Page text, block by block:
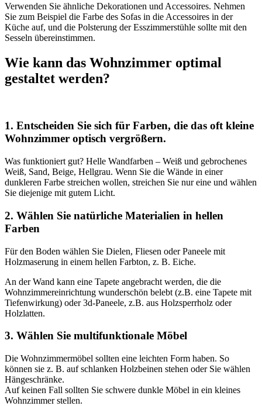
Verwenden Sie ähnliche Dekorationen und Accessoires. Nehmen
Sie zum Beispiel die Farbe des Sofas in die Accessoires in der
Küche auf, und die Polsterung der Esszimmerstühle sollte mit den
Sesseln übereinstimmen.
Wie kann das Wohnzimmer optimal
gestaltet werden?
1. Entscheiden Sie sich für Farben, die das oft kleine
Wohnzimmer optisch vergrößern.
Was funktioniert gut? Helle Wandfarben – Weiß und gebrochenes
Weiß, Sand, Beige, Hellgrau. Wenn Sie die Wände in einer
dunkleren Farbe streichen wollen, streichen Sie nur eine und wählen
Sie diejenige mit gutem Licht.
2. Wählen Sie natürliche Materialien in hellen
Farben
Für den Boden wählen Sie Dielen, Fliesen oder Paneele mit
Holzmaserung in einem hellen Farbton, z. B. Eiche.
An der Wand kann eine Tapete angebracht werden, die die
Wohnzimmereinrichtung wunderschön belebt (z.B. eine Tapete mit
Tiefenwirkung) oder 3d-Paneele, z.B. aus Holzsperrholz oder
Holzlatten.
3. Wählen Sie multifunktionale Möbel
Die Wohnzimmermöbel sollten eine leichten Form haben. So
können sie z. B. auf schlanken Holzbeinen stehen oder Sie wählen
Hängeschränke.
Auf keinen Fall sollten Sie schwere dunkle Möbel in ein kleines
Wohnzimmer stellen.